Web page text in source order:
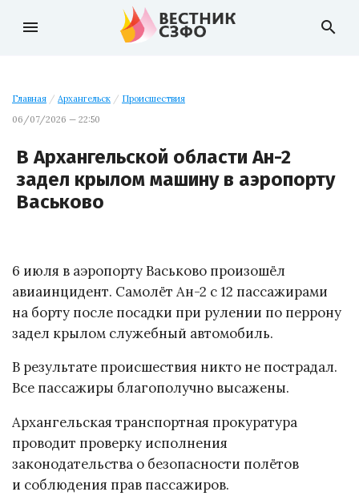
menu search
Главная / Архангельск / Происшествия
06/07/2026 — 22:50
В Архангельской области Ан-2
задел крылом машину в аэропорту
Васьково
6 июля в аэропорту Васьково произошёл
авиаинцидент. Самолёт Ан-2 с 12 пассажирами
на борту после посадки при рулении по перрону
задел крылом служебный автомобиль.
В результате происшествия никто не пострадал.
Все пассажиры благополучно высажены.
Архангельская транспортная прокуратура
проводит проверку исполнения
законодательства о безопасности полётов
и соблюдения прав пассажиров.